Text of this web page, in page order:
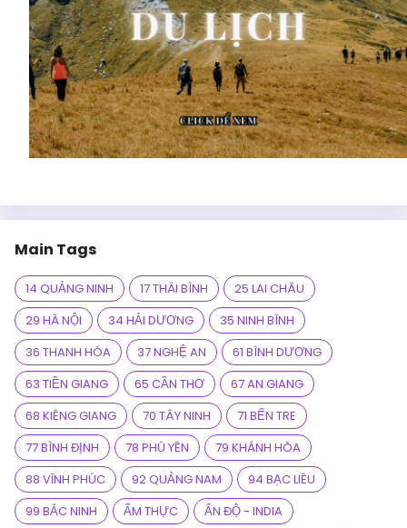
Main Tags
14 QUẢNG NINH 17 THÁI BÌNH
25 LAI CHÂU
29 HÀ NỘI
34 HẢI DƯƠNG
35 NINH BÌNH
36 THANH HÓA
37 NGHỆ AN
61 BÌNH DƯƠNG
63 TIỀN GIANG
65 CẦN THƠ
67 AN GIANG
68 KIÊNG GIANG
70 TÂY NINH
71 BẾN TRE
77 BÌNH ĐỊNH
78 PHÚ YÊN
79 KHÁNH HÒA
88 VĨNH PHÚC
92 QUẢNG NAM
94 BẠC LIÊU
99 BẮC NINH
ẨM THỰC
ẤN ĐỘ - INDIA